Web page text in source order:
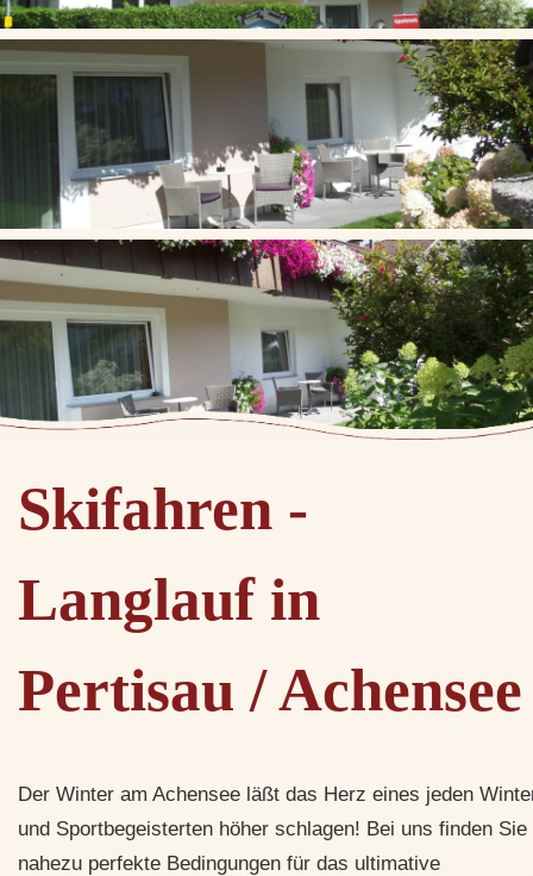
Skifahren -
Langlauf in
Pertisau / Achensee
Der Winter am Achensee läßt das Herz eines jeden
und Sportbegeisterten höher schlagen! Bei uns finden Sie
nahezu perfekte Bedingungen für das ultimative